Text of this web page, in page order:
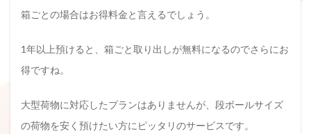
箱ごとの場合はお得料金と言えるでしょう。
1年以上預けると、箱ごと取り出しが無料になるのでさらにお
得ですね。
大型荷物に対応したプランはありませんが、段ボールサイズ
の荷物を安く預けたい方にピッタリのサービスです。